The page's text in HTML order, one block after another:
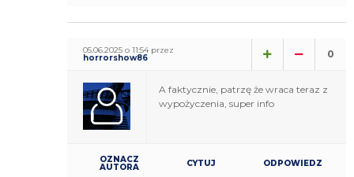
05.06.2025 o 11:54 przez
horrorshow86 0
A faktycznie, patrzę że wraca teraz z
wypożyczenia, super info
OZNACZ
AUTORA CYTUJ ODPOWIEDZ